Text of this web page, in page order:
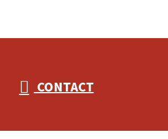
CONTACT